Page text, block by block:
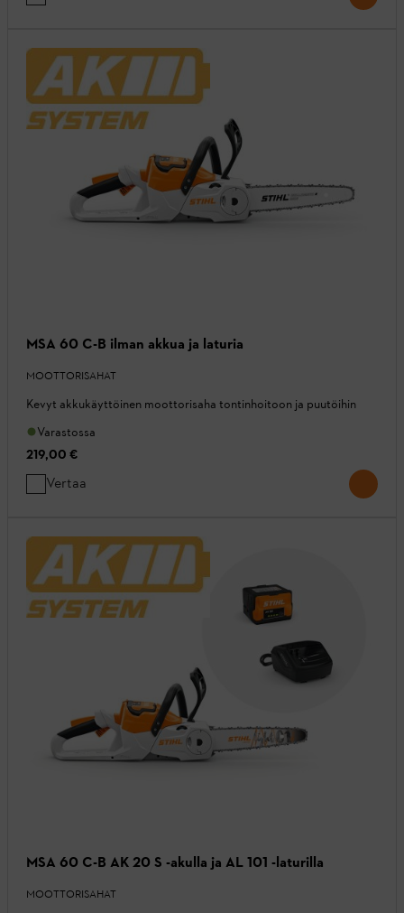
MSA 60 C-B ilman akkua ja laturia
MOOTTORISAHAT
Kevyt akkukäyttöinen moottorisaha tontinhoitoon ja puutöihin
Varastossa
219,00 €
Vertaa
MSA 60 C-B AK 20 S -akulla ja AL 101 -laturilla
MOOTTORISAHAT